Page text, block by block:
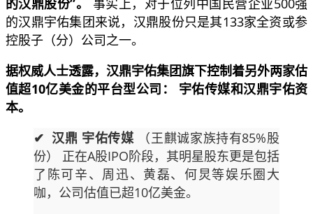
的汉鼎股份”。 事实上，对于位列中国民营企业500强
的汉鼎宇佑集团来说，汉鼎股份只是其133家全资或参
控股子（分）公司之一。
据权威人士透露，汉鼎宇佑集团旗下控制着另外两家估
值超10亿美金的平台型公司： 宇佑传媒和汉鼎宇佑资
本。
✔ 汉鼎 宇佑传媒
（王麒诚家族持有85%股
份） 正在A股IPO阶段，其明星股东更是包括
了陈可辛、周迅、黄磊、何炅等娱乐圈大
咖，公司估值已超10亿美金。